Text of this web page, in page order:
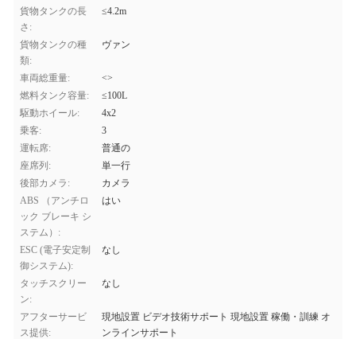
貨物タンクの長
さ:
≤4.2m
貨物タンクの種
類:
ヴァン
車両総重量:
<>
燃料タンク容量:
≤100L
駆動ホイール:
4x2
乗客:
3
運転席:
普通の
座席列:
単一行
後部カメラ:
カメラ
ABS （アンチロ
ック ブレーキ シ
ステム）:
はい
ESC (電子安定制
御システム):
なし
タッチスクリー
ン:
なし
アフターサービ
ス提供:
現地設置 ビデオ技術サポート 現地設置 稼働・訓練 オ
ンラインサポート